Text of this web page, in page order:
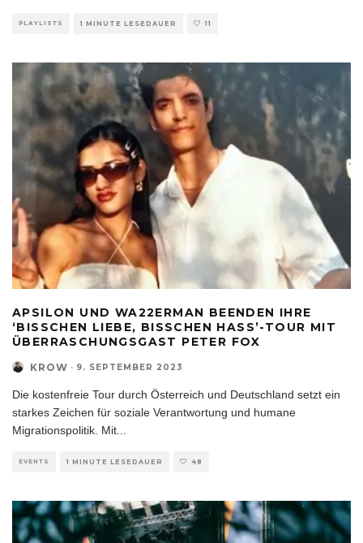
PLAYLISTS 1 MINUTE LESEDAUER 11
APSILON UND WA22ERMAN BEENDEN IHRE
‘BISSCHEN LIEBE, BISSCHEN HASS’-TOUR MIT
ÜBERRASCHUNGSGAST PETER FOX
KROW · 9. SEPTEMBER 2023
Die kostenfreie Tour durch Österreich und Deutschland setzt ein
starkes Zeichen für soziale Verantwortung und humane
Migrationspolitik. Mit
EVENTS 1 MINUTE LESEDAUER 48